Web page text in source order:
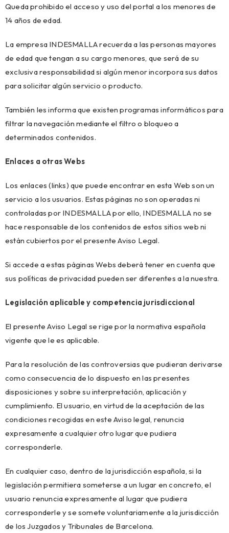
Queda prohibido el acceso y uso del portal a los menores de
14 años de edad.
La empresa INDESMALLA recuerda a las personas mayores
de edad que tengan a su cargo menores, que será de su
exclusiva responsabilidad si algún menor incorpora sus datos
para solicitar algún servicio o producto.
También les informa que existen programas informáticos para
filtrar la navegación mediante el filtro o bloqueo a
determinados contenidos.
Enlaces a otras Webs
Los enlaces (links) que puede encontrar en esta Web son un
servicio a los usuarios. Estas páginas no son operadas ni
controladas por INDESMALLA por ello, INDESMALLA no se
hace responsable de los contenidos de estos sitios web ni
están cubiertos por el presente Aviso Legal.
Si accede a estas páginas Webs deberá tener en cuenta que
sus políticas de privacidad pueden ser diferentes a la nuestra.
Legislación aplicable y competencia jurisdiccional
El presente Aviso Legal se rige por la normativa española
vigente que le es aplicable.
Para la resolución de las controversias que pudieran derivarse
como consecuencia de lo dispuesto en las presentes
disposiciones y sobre su interpretación, aplicación y
cumplimiento. El usuario, en virtud de la aceptación de las
condiciones recogidas en este Aviso legal, renuncia
expresamente a cualquier otro lugar que pudiera
corresponderle.
En cualquier caso, dentro de la jurisdicción española, si la
legislación permitiera someterse a un lugar en concreto, el
usuario renuncia expresamente al lugar que pudiera
corresponderle y se somete voluntariamente a la jurisdicción
de los Juzgados y Tribunales de Barcelona.